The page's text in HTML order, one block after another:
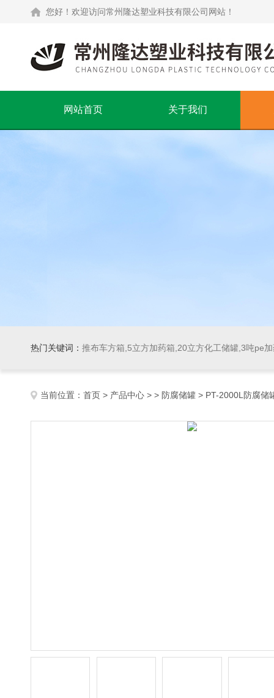
您好！欢迎访问常州隆达塑业科技有限公司网站！
网站首页 关于我们
热门关键词： 推布车方箱,5立方加药箱,20立方化工储罐,3吨pe
当前位置： 首页 > 产品中心 > > 防腐储罐 > PT-2000L防腐储